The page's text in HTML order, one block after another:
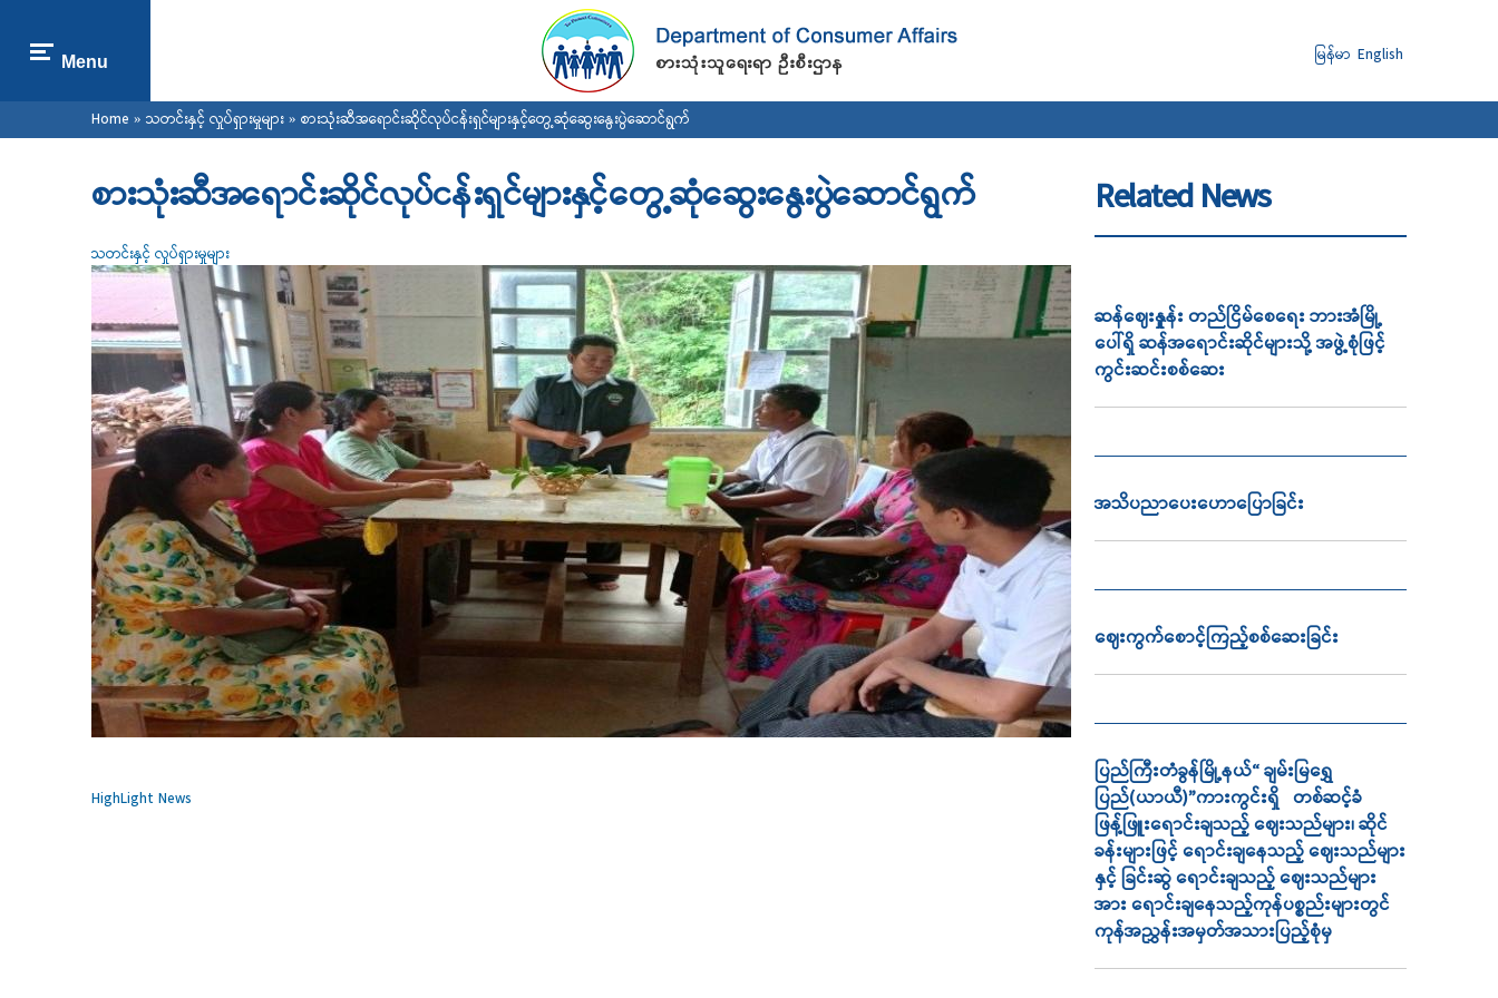
main
content
မြန်မာ English
Menu
You are here
Home » သတင်းနှင့် လှုပ်ရှားမှုများ» စားသုံးဆီအရောင်းဆိုင်လုပ်ငန်းရှင်များနှင့်တွေ့ဆုံဆွေးနွေးပွဲဆောင်ရွက်
စားသုံးဆီအရောင်းဆိုင်လုပ်ငန်းရှင်များနှင့်တွေ့ဆုံဆွေးနွေးပွဲဆောင်ရွက်
သတင်းနှင့် လှုပ်ရှားမှုများ
HighLight News
Related News
ဆန်ဈေးနှုူန်း တည်ငြိမ်စေရေး ဘားအံမြို့
ပေါ်ရှိ ဆန်အရောင်းဆိုင်များသို့ အဖွဲ့စုံဖြင့်
ကွင်းဆင်းစစ်ဆေး
အသိပညာ‌ပေး‌ဟောပြောခြင်း
ဈေးကွက်စောင့်ကြည့်စစ်ဆေးခြင်း
ပြည်ကြီးတံခွန်မြို့နယ်“ ချမ်းမြရွှေ
ပြည်(ယာယီ)”ကားကွင်းရှိ တစ်ဆင့်ခံ
ဖြန့်ဖြူးရောင်းချသည့် ဈေးသည်များ၊ ဆိုင်
ခန်းများဖြင့် ရောင်းချနေသည့် ဈေးသည်များ
နှင့် ခြင်းဆွဲ ရောင်းချသည့် ဈေးသည်များ
အား ရောင်းချနေသည့်ကုန်ပစ္စည်းများတွင်
ကုန်အညွှန်းအမှတ်အသားပြည့်စုံမှ